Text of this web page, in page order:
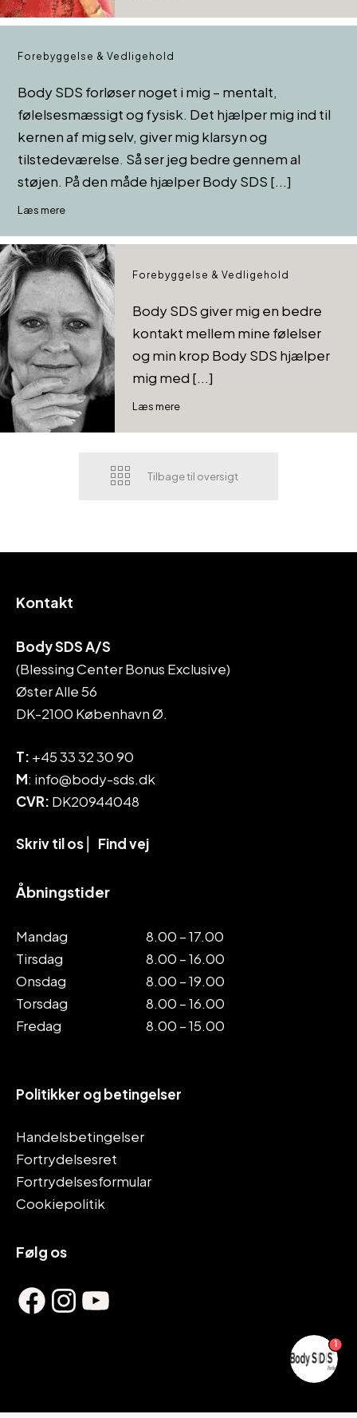
Forebyggelse & Vedligehold
Body SDS forløser noget i mig – mentalt,
følelsesmæssigt og fysisk. Det hjælper mig ind til
kernen af mig selv, giver mig klarsyn og
tilstedeværelse. Så ser jeg bedre gennem al
støjen. På den måde hjælper Body SDS [...]
Læs mere
Forebyggelse & Vedligehold
Body SDS giver mig en bedre
kontakt mellem mine følelser
og min krop Body SDS hjælper
mig med [...]
Læs mere
Tilbage til oversigt
Kontakt
Body SDS A/S
(Blessing Center Bonus Exclusive)
Øster Alle 56
DK-2100 København Ø.
T: +45 33 32 30 90
M: info@body-sds.dk
CVR: DK20944048
Skriv til os Find vej
Åbningstider
Mandag
8.00 – 17.00
Tirsdag
8.00 – 16.00
Onsdag
8.00 – 19.00
Torsdag
8.00 – 16.00
Fredag
8.00 – 15.00
Politikker og betingelser
Handelsbetingelser
Fortrydelsesret
Fortrydelsesformular
Cookiepolitik
Følg os
Facebook
Instagram
YouTube
1